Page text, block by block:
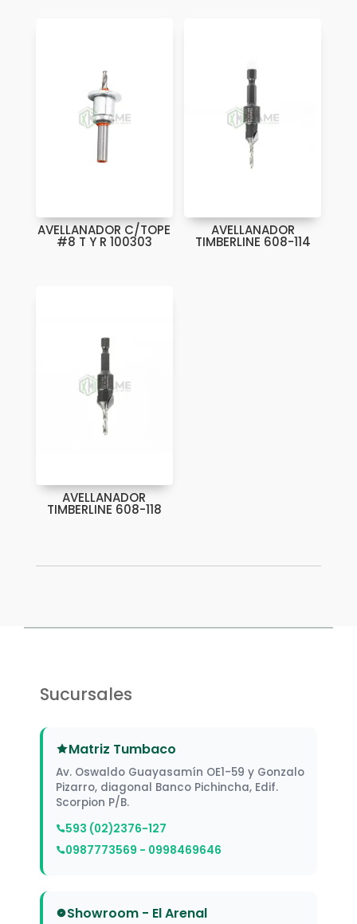
AVELLANADOR C/TOPE
#8 T Y R 100303
AVELLANADOR
TIMBERLINE 608-114
AVELLANADOR
TIMBERLINE 608-118
Sucursales
Matriz Tumbaco
Av. Oswaldo Guayasamín OE1-59 y Gonzalo
Pizarro, diagonal Banco Pichincha, Edif.
Scorpion P/B.
593 (02)2376-127
0987773569 - 0998469646
Showroom - El Arenal